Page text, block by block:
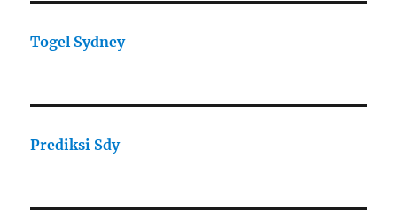
Togel Sydney
Prediksi Sdy